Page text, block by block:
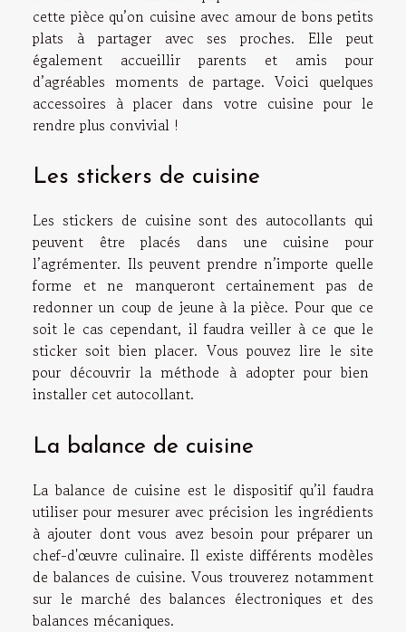
cette pièce qu’on cuisine avec amour de bons petits
plats à partager avec ses proches. Elle peut
également accueillir parents et amis pour
d’agréables moments de partage. Voici quelques
accessoires à placer dans votre cuisine pour le
rendre plus convivial !
Les stickers de cuisine
Les stickers de cuisine sont des autocollants qui
peuvent être placés dans une cuisine pour
l’agrémenter. Ils peuvent prendre n’importe quelle
forme et ne manqueront certainement pas de
redonner un coup de jeune à la pièce. Pour que ce
soit le cas cependant, il faudra veiller à ce que le
sticker soit bien placer. Vous pouvezlire le site
pour découvrir la méthode à adopter pour bien
installer cet autocollant.
La balance de cuisine
La balance de cuisine est le dispositif qu’il faudra
utiliser pour mesurer avec précision les ingrédients
à ajouter dont vous avez besoin pour préparer un
chef-d'œuvre culinaire. Il existe différents modèles
de balances de cuisine. Vous trouverez notamment
sur le marché des balances électroniques et des
balances mécaniques.